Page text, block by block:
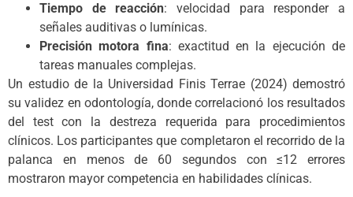
Tiempo de reacción: velocidad para responder a
señales auditivas o lumínicas.
Precisión motora fina: exactitud en la ejecución de
tareas manuales complejas.
Un estudio de la Universidad Finis Terrae (2024) demostró
su validez en odontología, donde correlacionó los resultados
del test con la destreza requerida para procedimientos
clínicos. Los participantes que completaron el recorrido de la
palanca en menos de 60 segundos con ≤12 errores
mostraron mayor competencia en habilidades clínicas.